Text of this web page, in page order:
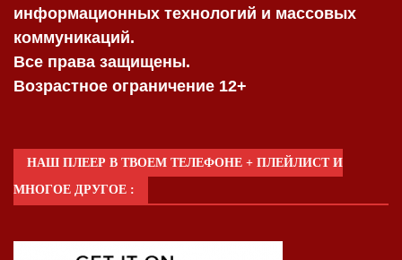
информационных технологий и массовых
коммуникаций.
Все права защищены.
Возрастное ограничение 12+
НАШ ПЛЕЕР В ТВОЕМ ТЕЛЕФОНЕ + ПЛЕЙЛИСТ И
МНОГОЕ ДРУГОЕ :